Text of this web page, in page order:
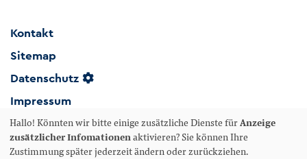
Kontakt
Sitemap
Datenschutz
Impressum
Erklärung zur Barrierefreiheit
Hallo! Könnten wir bitte einige zusätzliche Dienste fürAnzeige
zusätzlicher Infomationenaktivieren? Sie können Ihre
Zustimmung später jederzeit ändern oder zurückziehen.